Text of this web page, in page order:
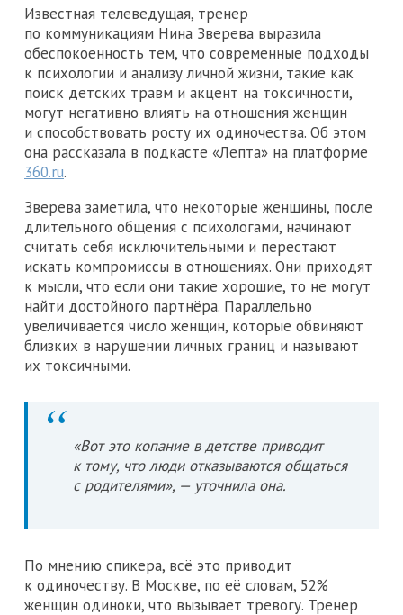
Известная телеведущая, тренер
по коммуникациям Нина Зверева выразила
обеспокоенность тем, что современные подходы
к психологии и анализу личной жизни, такие как
поиск детских травм и акцент на токсичности,
могут негативно влиять на отношения женщин
и способствовать росту их одиночества. Об этом
она рассказала в подкасте «Лепта» на платформе
360.ru.
Зверева заметила, что некоторые женщины, после
длительного общения с психологами, начинают
считать себя исключительными и перестают
искать компромиссы в отношениях. Они приходят
к мысли, что если они такие хорошие, то не могут
найти достойного партнёра. Параллельно
увеличивается число женщин, которые обвиняют
близких в нарушении личных границ и называют
их токсичными.
«Вот это копание в детстве приводит
к тому, что люди отказываются общаться
с родителями», — уточнила она.
По мнению спикера, всё это приводит
к одиночеству. В Москве, по её словам, 52%
женщин одиноки, что вызывает тревогу. Тренер